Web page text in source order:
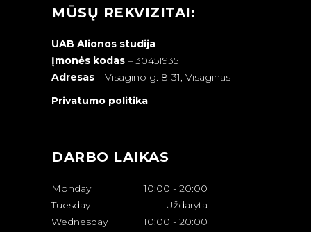
MŪSŲ REKVIZITAI:
UAB Alionos studija
Įmonės kodas – 304519351
Adresas – Visagino g. 8-31, Visaginas
Privatumo politika
DARBO LAIKAS
Monday 10:00 - 20:00
Tuesday
Uždaryta
Wednesday
10:00 - 20:00